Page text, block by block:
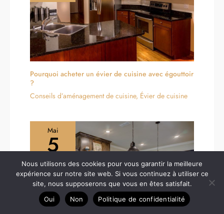
Pourquoi acheter un évier de cuisine avec égouttoir
?
Conseils d’aménagement de cuisine, Évier de cuisine
Mai
5
Nous utilisons des cookies pour vous garantir la meilleure
expérience sur notre site web. Si vous continuez à utiliser ce
site, nous supposerons que vous en êtes satisfait.
Oui
Non Politique de confidentialité